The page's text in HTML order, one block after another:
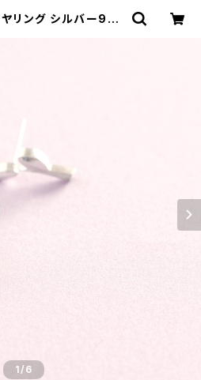
リング シルバー925
1/6